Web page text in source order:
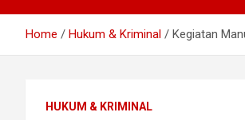
Home Hukum & Kriminal Kegiatan
HUKUM & KRIMINAL